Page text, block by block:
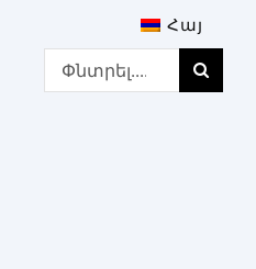
Հայ
Search
for: